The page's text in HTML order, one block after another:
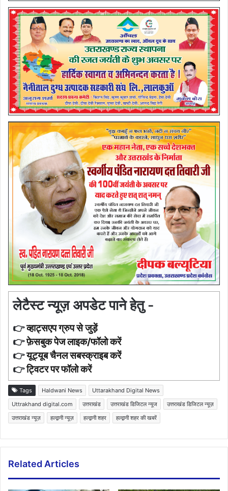
लेटैस्ट न्यूज़ अपडेट पाने हेतु -
👉व्हाट्सएप ग्रुप से जुड़ें
👉फ़ेसबुक पेज लाइक/फॉलो करें
👉यूट्यूब चैनल सबस्क्राइब करें
👉ट्विटर पर फॉलो करें
Tags Haldwani News
Uttarakhand Digital News
Uttrakhand digital.com
उत्तराखंड उत्तराखंड डिजिटल न्यूज
उत्तराखंड डिजिटल न्यूज़
उत्तराखंड न्यूज़
हल्द्वानी न्यूज़ हल्द्वानी शहर हल्द्वानी शहर की खबरें
Related Articles